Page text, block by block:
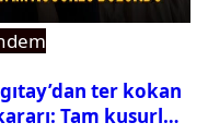
ter kokan
Tam kusurlu